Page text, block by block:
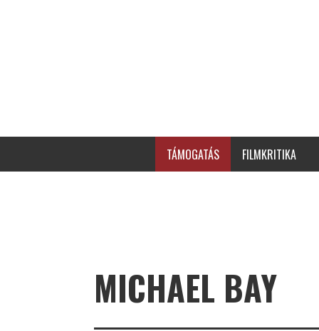
TÁMOGATÁS FILMKRITIKA
MICHAEL BAY